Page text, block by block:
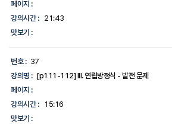
페이지 :
강의시간 :
21:43
맛보기 :
번호 : 37
강의명 : [p111-112] III. 연립방정식 - 발전 문제
페이지 :
강의시간 :
15:16
맛보기 :